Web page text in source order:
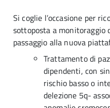
Si coglie l’occasione per
sottoposta a monitoraggio
passaggio alla nuova
Trattamento di
dipendenti, con
rischio basso o
delezione 5q-